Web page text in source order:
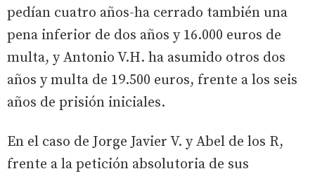
pedían cuatro años-ha cerrado también una
pena inferior de dos años y 16.000 euros de
multa, y Antonio V.H. ha asumido otros dos
años y multa de 19.500 euros, frente a los seis
años de prisión iniciales.
En el caso de Jorge Javier V. y Abel de los R,
frente a la petición absolutoria de sus